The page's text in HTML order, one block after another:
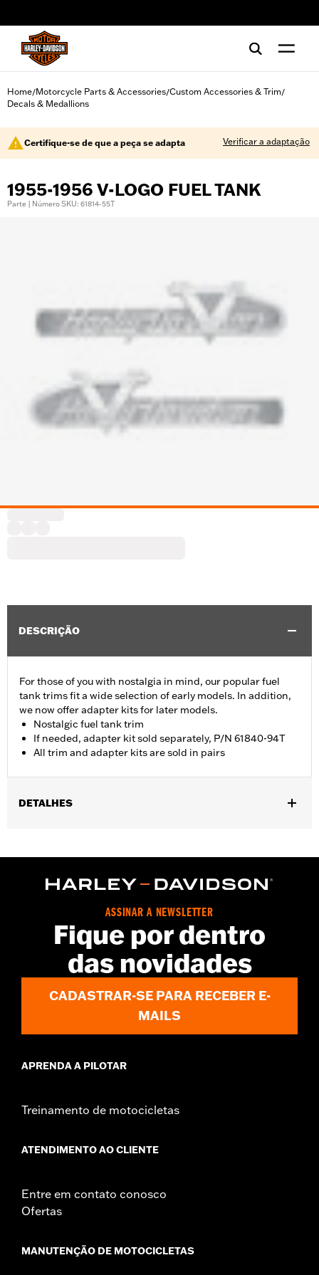
Home/Motorcycle Parts & Accessories/Custom Accessories & Trim/
Decals & Medallions
Certifique-se de que a peça se adapta Verificar a adaptação
1955-1956 V-LOGO FUEL TANK
Parte | Número SKU: 61814-55T
DESCRIÇÃO
For those of you with nostalgia in mind, our popular fuel
tank trims fit a wide selection of early models. In addition,
we now offer adapter kits for later models.
Nostalgic fuel tank trim
If needed, adapter kit sold separately, P/N 61840-94T
All trim and adapter kits are sold in pairs
DETALHES
WARRANTY:1 year limited warranty – Go towww.h-
ASSINAR A NEWSLETTER
Fique por dentro
das novidades
CADASTRAR-SE PARA RECEBER E-
MAILS
APRENDA A PILOTAR
Treinamento de motocicletas
ATENDIMENTO AO CLIENTE
Entre em contato conosco
Ofertas
MANUTENÇÃO DE MOTOCICLETAS